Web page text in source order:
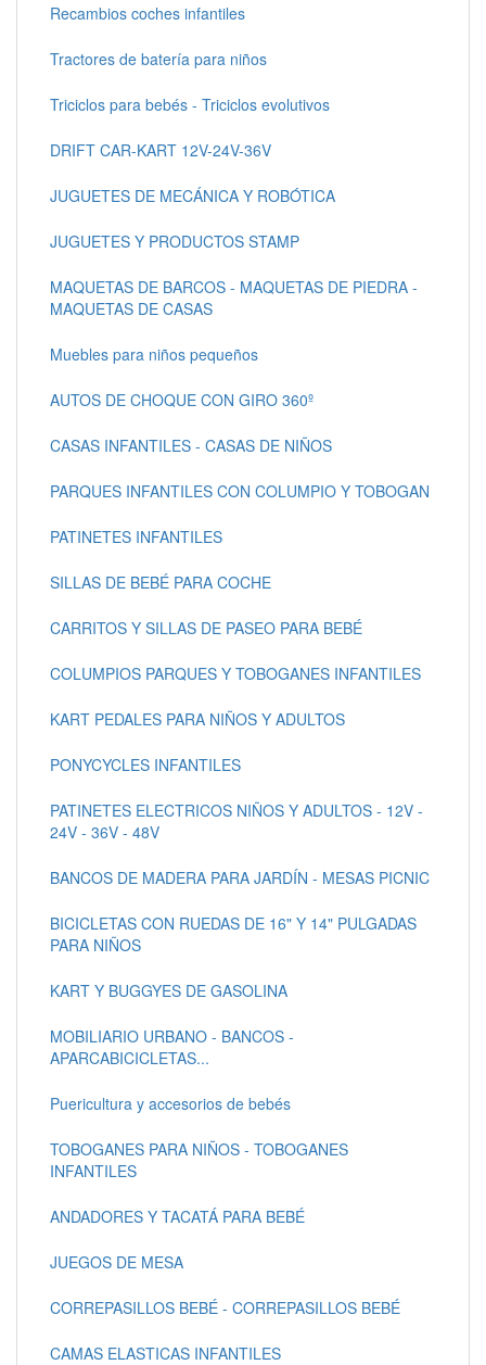
Recambios coches infantiles
Tractores de batería para niños
Triciclos para bebés - Triciclos evolutivos
DRIFT CAR-KART 12V-24V-36V
JUGUETES DE MECÁNICA Y ROBÓTICA
JUGUETES Y PRODUCTOS STAMP
MAQUETAS DE BARCOS - MAQUETAS DE PIEDRA -
MAQUETAS DE CASAS
Muebles para niños pequeños
AUTOS DE CHOQUE CON GIRO 360º
CASAS INFANTILES - CASAS DE NIÑOS
PARQUES INFANTILES CON COLUMPIO Y TOBOGAN
PATINETES INFANTILES
SILLAS DE BEBÉ PARA COCHE
CARRITOS Y SILLAS DE PASEO PARA BEBÉ
COLUMPIOS PARQUES Y TOBOGANES INFANTILES
KART PEDALES PARA NIÑOS Y ADULTOS
PONYCYCLES INFANTILES
PATINETES ELECTRICOS NIÑOS Y ADULTOS - 12V -
24V - 36V - 48V
BANCOS DE MADERA PARA JARDÍN - MESAS PICNIC
BICICLETAS CON RUEDAS DE 16" Y 14" PULGADAS
PARA NIÑOS
KART Y BUGGYES DE GASOLINA
MOBILIARIO URBANO - BANCOS -
APARCABICICLETAS...
Puericultura y accesorios de bebés
TOBOGANES PARA NIÑOS - TOBOGANES
INFANTILES
ANDADORES Y TACATÁ PARA BEBÉ
JUEGOS DE MESA
CORREPASILLOS BEBÉ - CORREPASILLOS BEBÉ
CAMAS ELASTICAS INFANTILES